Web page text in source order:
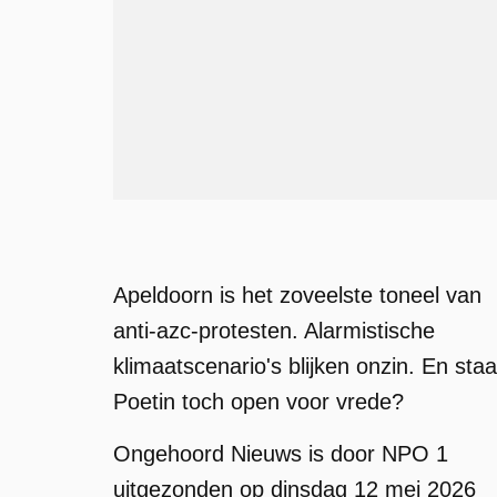
Apeldoorn is het zoveelste toneel van
anti-azc-protesten. Alarmistische
klimaatscenario's blijken onzin. En
Poetin toch open voor vrede?
Ongehoord Nieuws is door NPO 1
uitgezonden op dinsdag 12 mei 2026